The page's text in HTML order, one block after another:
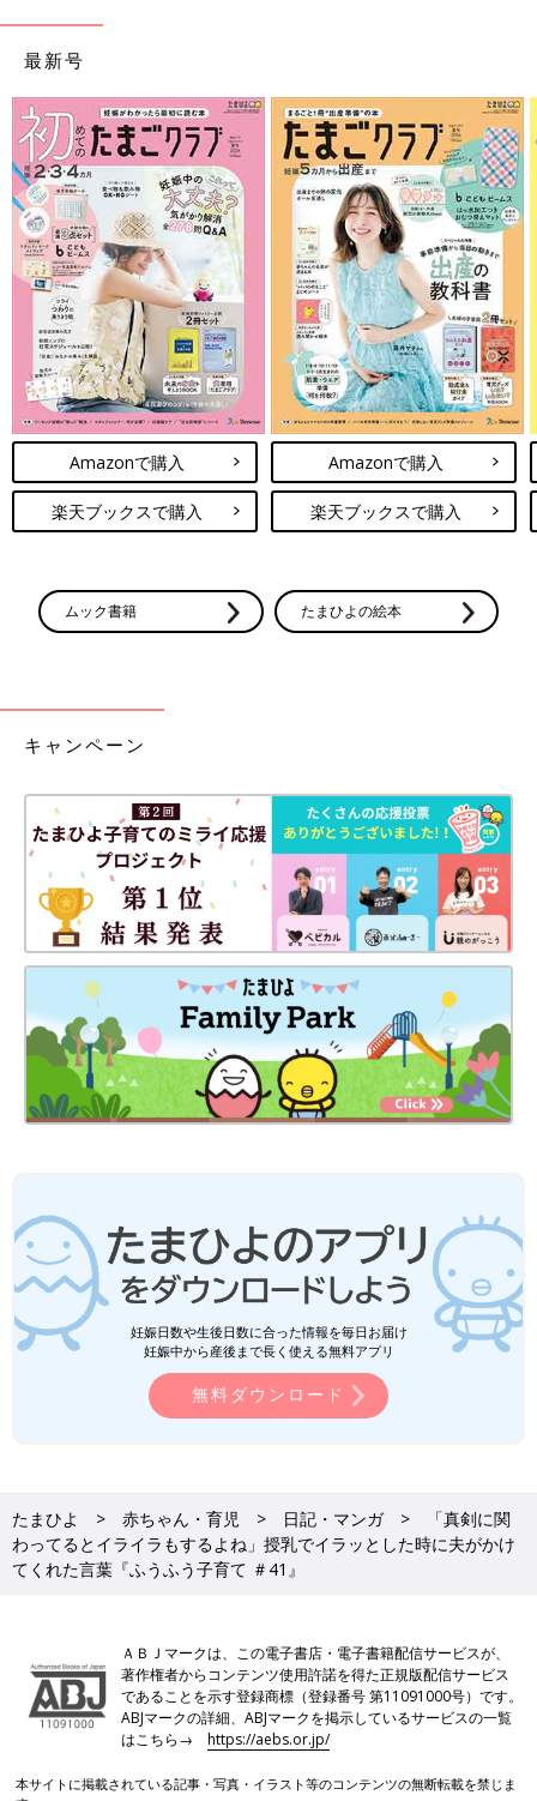
最新号
Amazonで購入
楽天ブックスで購入
Amazonで購入
楽天ブックスで購入
ムック書籍 たまひよの絵本
キャンペーン
妊娠日数や生後日数に合った情報を毎日お届け
妊娠中から産後まで長く使える無料アプリ
無料ダウンロード
たまひよ 赤ちゃん・育児 日記・マンガ
「真剣に関
わってるとイライラもするよね」授乳でイラッとした時に夫がかけ
てくれた言葉『ふうふう子育て ＃41』
ＡＢＪマークは、この電子書店・電子書籍配信サービスが、
著作権者からコンテンツ使用許諾を得た正規版配信サービス
であることを示す登録商標（登録番号 第11091000号）です。
ABJマークの詳細、ABJマークを掲示しているサービスの一覧
はこちら→https://aebs.or.jp/
本サイトに掲載されている記事・写真・イラスト等のコンテンツの無断転載を禁じま